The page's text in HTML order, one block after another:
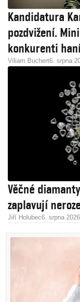
Kandidatura
pozdvižení.
konkurenti
Viliam Buchert6. srpna
Věčné
zaplavují
Jiří Holubec6. srpna 2026